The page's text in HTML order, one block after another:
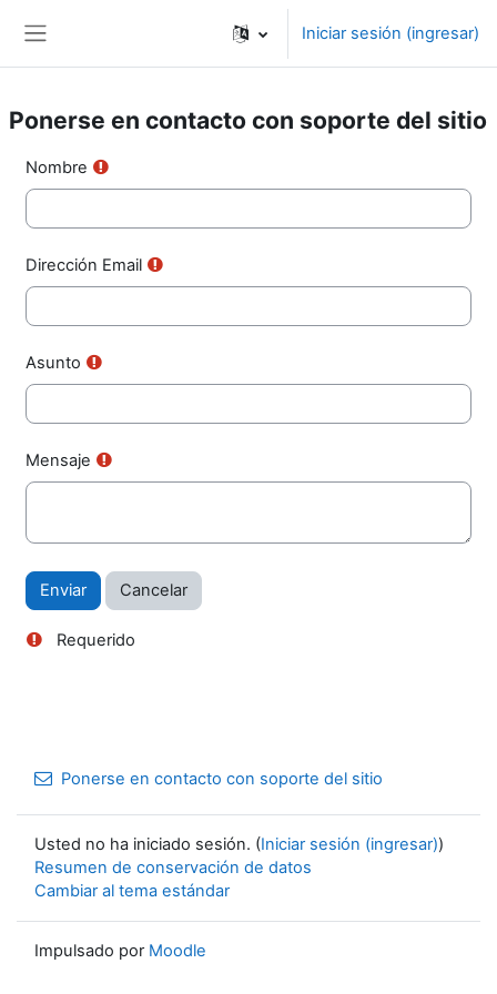
Iniciar sesión (ingresar)
Ponerse en contacto con soporte del sitio
Nombre
Dirección Email
Asunto
Mensaje
Requerido
Ponerse en contacto con soporte del sitio
Usted no ha iniciado sesión. (Iniciar sesión (ingresar))
Resumen de conservación de datos
Cambiar al tema estándar
Impulsado por Moodle